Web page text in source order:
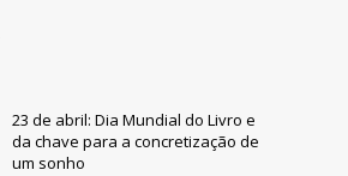
23 de abril: Dia Mundial do Livro e
da chave para a concretização de
um sonho